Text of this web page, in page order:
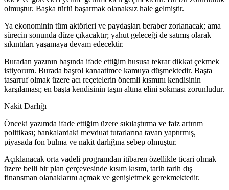
olmuştur. Başka türlü başarmak olanaksız hale gelmiştir.
Ya ekonominin tüm aktörleri ve paydaşları beraber zorlanacak; ama
sürecin sonunda düze çıkacaktır; yahut geleceği de satmış olarak
sıkıntıları yaşamaya devam edecektir.
Buradan yazının başında ifade ettiğim hususa tekrar dikkat çekmek
istiyorum. Burada başrol kanaatimce kamuya düşmektedir. Başta
tasarruf olmak üzere acı reçetelerin önemli kısmını kendisinin
karşılaması; en başta kendisinin taşın altına elini sokması zorunludur.
Nakit Darlığı
Önceki yazımda ifade ettiğim üzere sıkılaştırma ve faiz artırım
politikası; bankalardaki mevduat tutarlarına tavan yaptırmış,
piyasada fon bulma ve nakit darlığına sebep olmuştur.
Açıklanacak orta vadeli programdan itibaren özellikle ticari olmak
üzere belli bir plan çerçevesinde kısım kısım, tarih tarih dış
finansman olanaklarını açmak ve genişletmek gerekmektedir.